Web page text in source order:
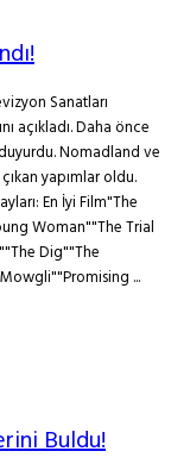
Sanatları
açıkladı. Daha önce
Nomadland ve
yapımlar oldu.
En İyi Film"The
Woman""The Trial
Dig""The
...
Buldu!